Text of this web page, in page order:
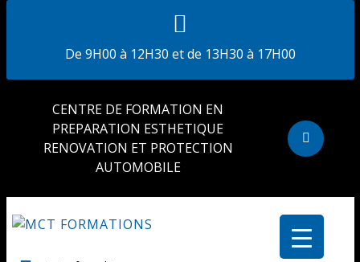
De 9H00 à 12H30 et de 13H30 à 17H00
CENTRE DE FORMATION EN
PREPARATION ESTHETIQUE
RENOVATION ET PROTECTION
AUTOMOBILE